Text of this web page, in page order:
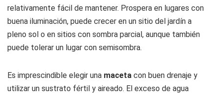
relativamente fácil de mantener. Prospera en lugares con
buena iluminación, puede crecer en un sitio del jardín a
pleno sol o en sitios con sombra parcial, aunque también
puede tolerar un lugar con semisombra.
Es imprescindible elegir una maceta con buen drenaje y
utilizar un sustrato fértil y aireado. El exceso de agua